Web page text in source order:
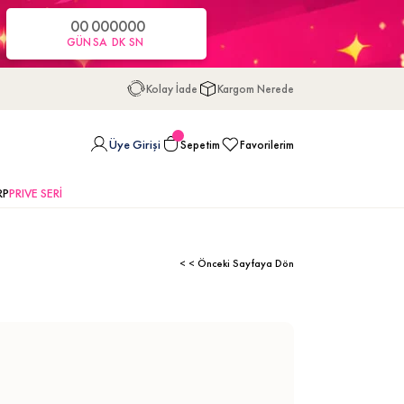
00
GÜN
00
SA
00
DK
00
SN
Kolay İade Kargom Nerede
Üye Girişi Sepetim Favorilerim
PRIVE SERİ
< < Önceki Sayfaya Dön